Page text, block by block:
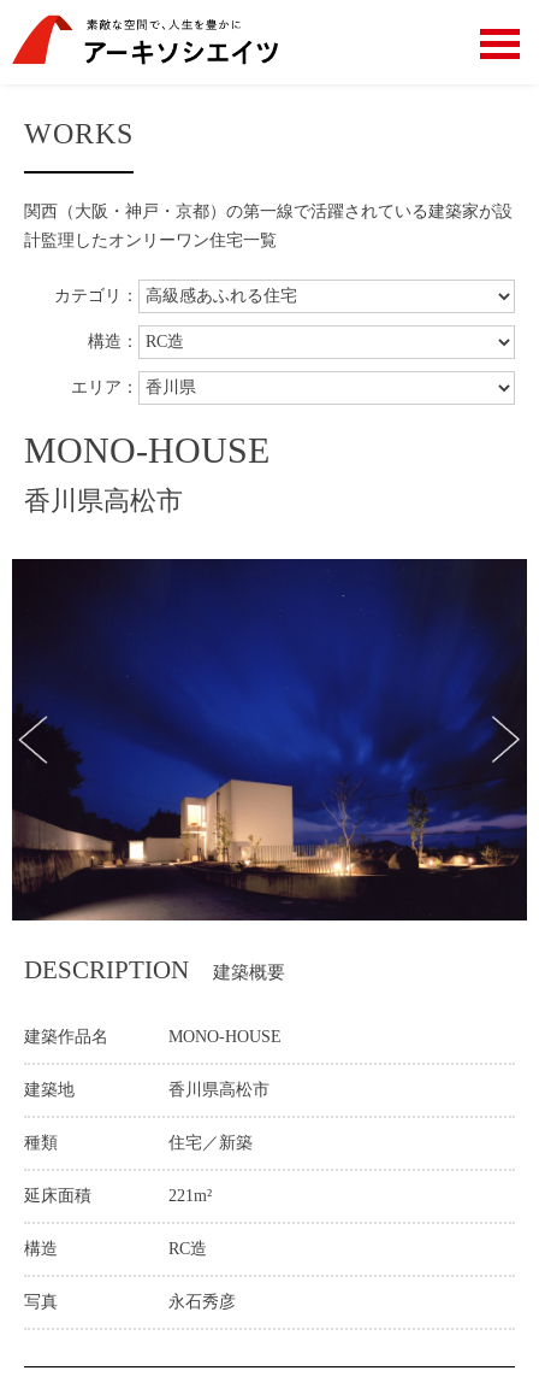
WORKS
関西（大阪・神戸・京都）の第一線で活躍されている建築家が設
計監理した オンリーワン住宅一覧
カテゴリ：
構造：
エリア：
MONO-HOUSE
香川県高松市
DESCRIPTION 建築概要
建築作品名 MONO-HOUSE
建築地 香川県高松市
種類 住宅／新築
延床面積 221m²
構造 RC造
写真 永石秀彦